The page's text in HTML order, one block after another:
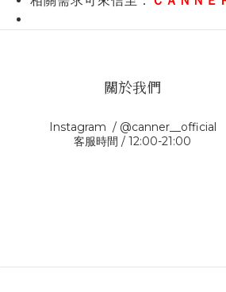
關於我們
Instagram / @canner__official
客服時間 / 12:00-21:00